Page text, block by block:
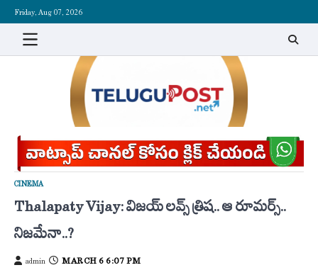
Skip
content
Friday, Aug 07, 2026
CINEMA
Thalapaty Vijay: విజ‌య్‌ లవ్స్ త్రిష‌.. ఆ రూమ‌ర్స్..
నిజ‌మేనా..?
admin MARCH 6 6:07 PM